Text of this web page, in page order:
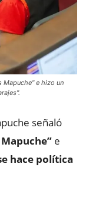
Mapuche" e hizo un
señaló
e
hace política